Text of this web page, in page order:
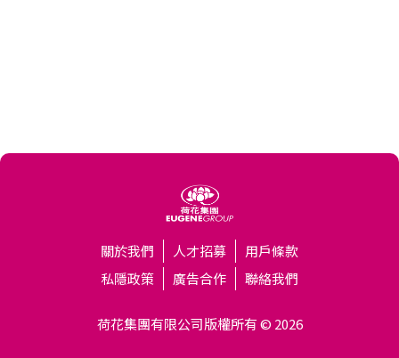
關於我們 人才招募
用戶條款
私隱政策
廣告合作 聯絡我們
荷花集團有限公司版權所有 © 2026